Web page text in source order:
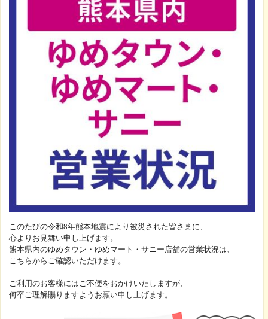
ゆめマート玉名
2026年8月2日 10:10
【お知らせ】熊本県内 ゆめタウン・ゆめマート・
ニー 営業状況